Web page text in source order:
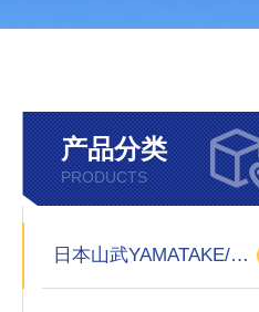
产品分类
PRODUCTS
日本山武YAMATAKE/azbiL